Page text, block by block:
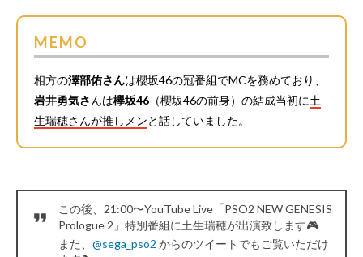
MEMO
相方の澤部佑さんは櫻坂46の冠番組でMCを務めており、
岩井勇気さ んは欅坂46 （櫻坂46の前身）の結成当初に土
生瑞穂さんが推しメンと話していました。
この後、21:00〜YouTube Live「PSO2 NEW GENESIS
Prologue 2」特別番組に土生瑞穂が出演致します🎮
また、 @sega_pso2 からのツイートでもご覧いただけ